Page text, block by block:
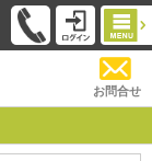
お問合せ